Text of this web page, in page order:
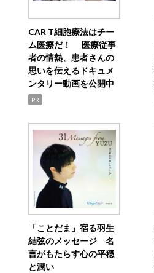
CAR T細胞療法はチー
ム医療だ！ 医療従事
者の情熱、患者さんの
思いを伝えるドキュメ
ンタリー動画を公開中
PR
「ことだま」宿る羽生
結弦のメッセージ 名
言がもたらす心の平穏
と潤い